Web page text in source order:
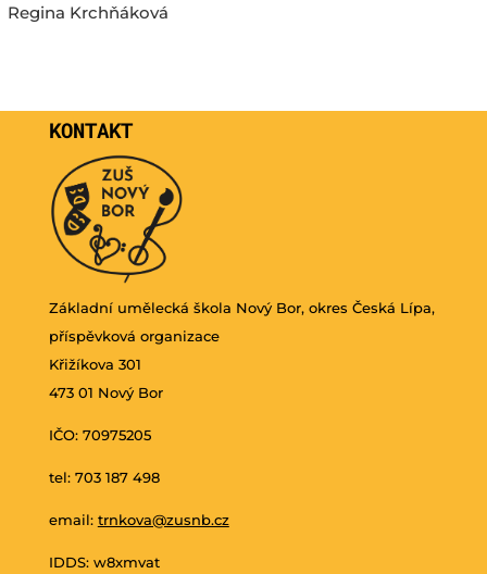
Regina Krchňáková
KONTAKT
Základní umělecká škola Nový Bor, okres Česká Lípa,
příspěvková organizace
Křižíkova 301
473 01 Nový Bor
IČO: 70975205
tel: 703 187 498
email: trnkova@zusnb.cz
IDDS: w8xmvat